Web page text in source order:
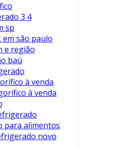
3 4
sp
são paulo
e região
baú
à venda
à venda
para alimentos
novo